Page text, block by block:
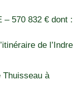
– 570 832 € dont :
de l’Indre
Thuisseau à